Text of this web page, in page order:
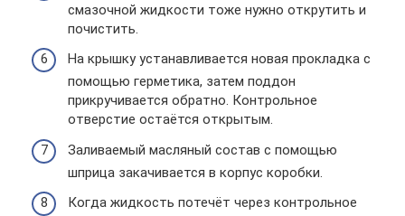
смазочной жидкости тоже нужно открутить и
почистить.
На крышку устанавливается новая прокладка с
помощью герметика, затем поддон
прикручивается обратно. Контрольное
отверстие остаётся открытым.
Заливаемый масляный состав с помощью
шприца закачивается в корпус коробки.
Когда жидкость потечёт через контрольное